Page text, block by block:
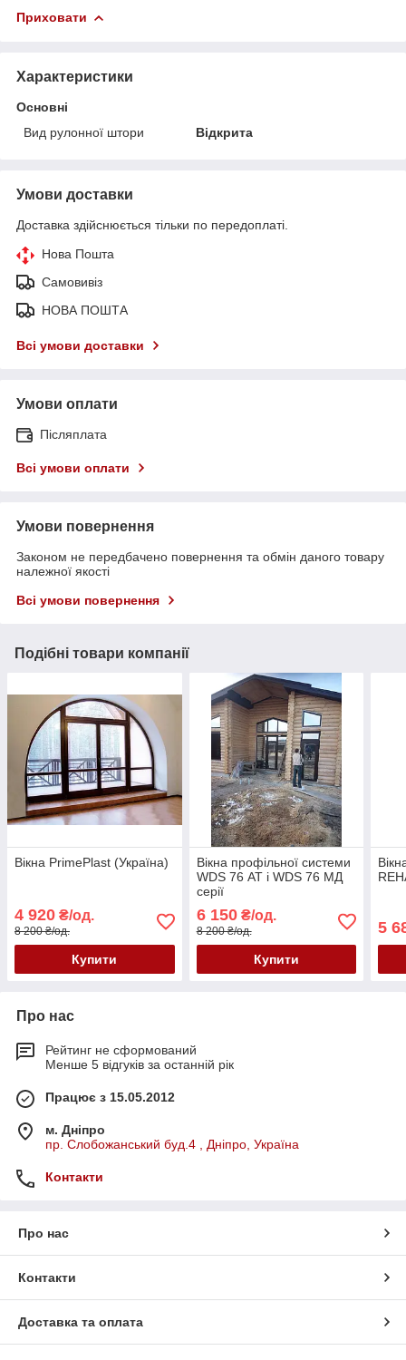
Приховати
Характеристики
Основні
Вид рулонної штори
Відкрита
Умови доставки
Доставка здійснюється тільки по передоплаті.
Нова Пошта
Самовивіз
НОВА ПОШТА
Всі умови доставки
Умови оплати
Післяплата
Всі умови оплати
Умови повернення
Законом не передбачено повернення та обмін даного товару
належної якості
Всі умови повернення
Подібні товари компанії
Вікна PrimePlast (Україна)
4 920 ₴/од.
8 200 ₴/од.
Купити
Вікна профільної системи
WDS 76 АТ і WDS 76 МД
серії
6 150₴/од.
8 200 ₴/од.
Купити
5
Про нас
Рейтинг не сформований
Менше 5 відгуків за останній рік
Працює з 15.05.2012
м. Дніпро
пр. Слобожанський буд.4 , Дніпро, Україна
Контакти
Про нас
Контакти
Доставка та оплата